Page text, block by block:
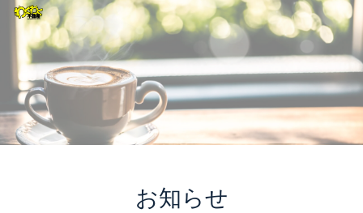
お知らせ